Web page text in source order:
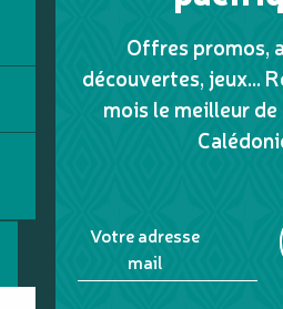
Offres promos,
découvertes, jeux...
mois le meilleur
Votre adresse
mail